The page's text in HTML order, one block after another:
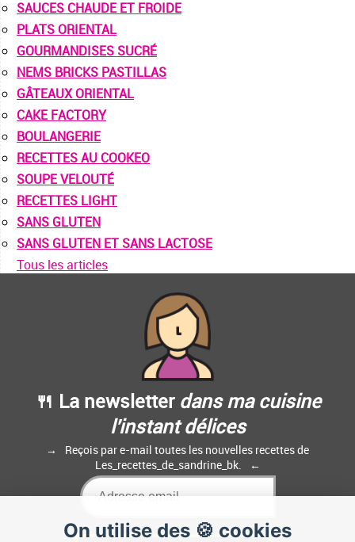
SAUCES CHAUDE ET FROIDE
PLATS ORIENTAL
GOURMANDISES SUCRÉ
NEMS BRICKS PASTILLAS
GÂTEAUX ORIENTAL
CAKE FACTORY
BOULANGERIE
RECETTES AU COOKEO
SOUPE VELOUTÉ
RECETTES LIGHT
SANS GLUTEN
SANS GLUTEN ET SANS LACTOSE
Tous les articles
On utilise des 🍪 cookies
🍴 La newsletter dans ma cuisine
l'instant délices
Reçois par e-mail toutes les nouvelles recettes de
Les_recettes_de_sandrine_bk.